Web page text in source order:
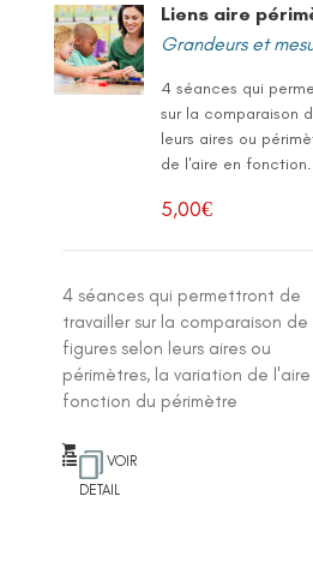
Liens aire
Grandeurs et
4 séances qui
sur la comparaison
leurs aires ou
de l'aire en
5,00€
4 séances qui permettront de
travailler sur la comparaison de
figures selon leurs aires ou
périmètres, la variation de
fonction du périmètre
VOIR
DETAIL